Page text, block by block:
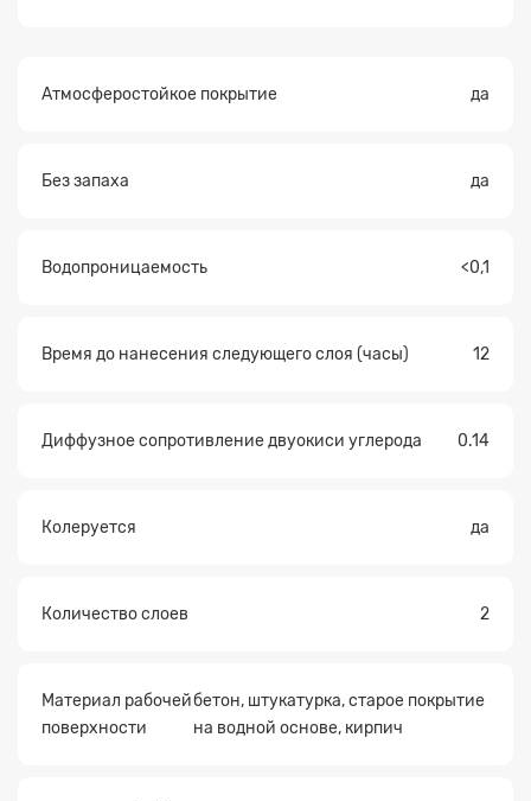
Атмосферостойкое покрытие да
Без запаха да
Водопроницаемость <0,1
Время до нанесения следующего слоя (часы) 12
Диффузное сопротивление двуокиси углерода 0.14
Колеруется да
Количество слоев 2
Материал рабочей
поверхности
бетон, штукатурка, старое покрытие
на водной основе, кирпич